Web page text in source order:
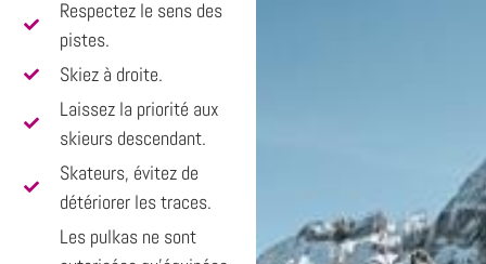
Respectez le sens des
pistes.
Skiez à droite.
Laissez la priorité aux
skieurs descendant.
Skateurs, évitez de
détériorer les traces.
Les pulkas ne sont